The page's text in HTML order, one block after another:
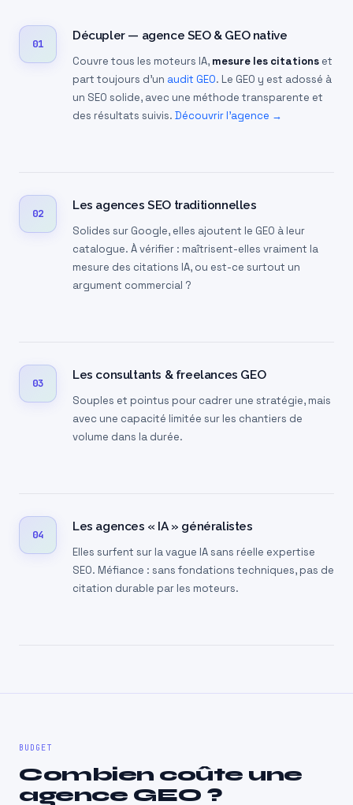
01
Décupler — agence SEO & GEO native
Couvre tous les moteurs IA, mesure les citations et
part toujours d’un audit GEO. Le GEO y est adossé à
un SEO solide, avec une méthode transparente et
des résultats suivis. Découvrir l’agence →
02
Les agences SEO traditionnelles
Solides sur Google, elles ajoutent le GEO à leur
catalogue. À vérifier : maîtrisent-elles vraiment la
mesure des citations IA, ou est-ce surtout un
argument commercial ?
03
Les consultants & freelances GEO
Souples et pointus pour cadrer une stratégie, mais
avec une capacité limitée sur les chantiers de
volume dans la durée.
04
Les agences « IA » généralistes
Elles surfent sur la vague IA sans réelle expertise
SEO. Méfiance : sans fondations techniques, pas de
citation durable par les moteurs.
BUDGET
Combien coûte une
agence GEO ?